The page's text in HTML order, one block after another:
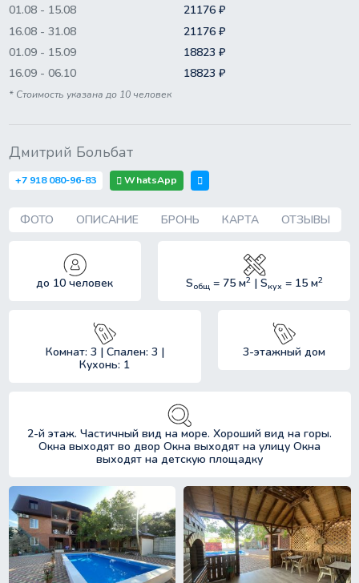
01.08 - 15.08
21176 ₽
16.08 - 31.08
21176 ₽
01.09 - 15.09
18823 ₽
16.09 - 06.10
18823 ₽
* Стоимость указана до 10 человек
Дмитрий Больбат
+7 918 080-96-83 WhatsApp
ФОТО ОПИСАНИЕ БРОНЬ КАРТА ОТЗЫВЫ
до 10 человек Sобщ = 75 м2| Sкух = 15 м2
Комнат: 3 | Спален: 3 |
Кухонь: 1
3-этажный дом
2-й этаж. Частичный вид на море. Хороший вид на горы.
Окна выходят во двор Окна выходят на улицу Окна
выходят на детскую площадку